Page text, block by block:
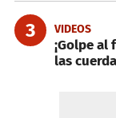
3 VIDEOS
¡Golpe
las